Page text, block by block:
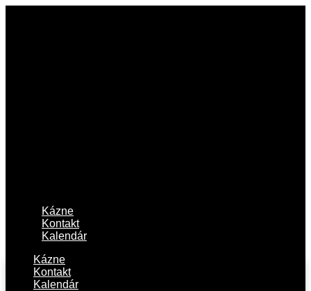
Kázne
Kontakt
Kalendár
Kázne
Kontakt
Kalendár